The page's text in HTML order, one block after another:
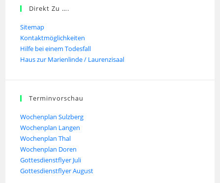
Direkt Zu ….
Sitemap
Kontaktmöglichkeiten
Hilfe bei einem Todesfall
Haus zur Marienlinde / Laurenzisaal
Terminvorschau
Wochenplan Sulzberg
Wochenplan Langen
Wochenplan Thal
Wochenplan Doren
Gottesdienstflyer Juli
Gottesdienstflyer August